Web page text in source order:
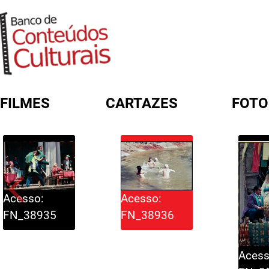
FILMES CARTAZES
Acesso:
FN_38935
Acesso:
FN_38936
FORMULÁRIO DE BUSCA